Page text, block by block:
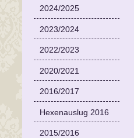
2024/2025
2023/2024
2022/2023
2020/2021
2016/2017
Hexenauslug 2016
2015/2016